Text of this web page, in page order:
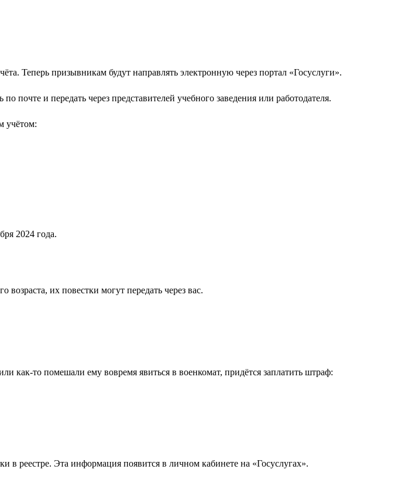
Теперь призывникам будут направлять электронную через портал «Госуслуги».
почте и передать через представителей учебного заведения или работодателя.
учётом:
2024 года.
их повестки могут передать через вас.
как-то помешали ему вовремя явиться в военкомат, придётся заплатить штраф:
в реестре. Эта информация появится в личном кабинете на «Госуслугах».